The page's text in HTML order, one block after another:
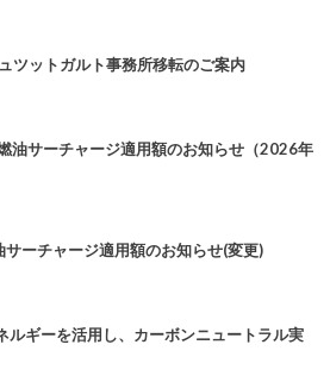
ツットガルト事務所移転のご案内
油サーチャージ適用額のお知らせ（2026年
ーチャージ適用額のお知らせ(変更)
ルギーを活用し、カーボンニュートラル実